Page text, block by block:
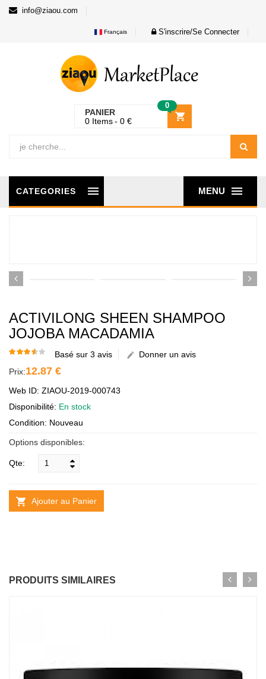
info@ziaou.com
Français S'inscrire/Se Connecter
PANIER
0
0 Items 0 €
MENU
CATEGORIES
ACTIVILONG SHEEN SHAMPOO
JOJOBA MACADAMIA
Basé sur 3 avis
Donner un avis
Prix:12.87 €
Web ID: ZIAOU-2019-000743
Disponibilité: En stock
Condition: Nouveau
Options disponibles:
Qte:
Ajouter au Panier
PRODUITS SIMILAIRES